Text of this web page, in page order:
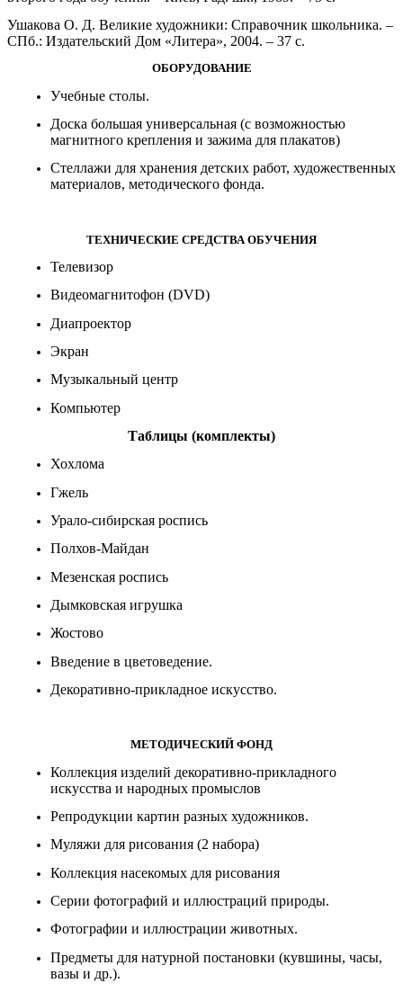
Ушакова О. Д. Великие художники: Справочник школьника. –
СПб.: Издательский Дом «Литера», 2004. – 37 с.
ОБОРУДОВАНИЕ
Учебные столы.
Доска большая универсальная (с возможностью
магнитного крепления и зажима для плакатов)
Стеллажи для хранения детских работ, художественных
материалов, методического фонда.
ТЕХНИЧЕСКИЕ СРЕДСТВА ОБУЧЕНИЯ
Телевизор
Видеомагнитофон (DVD)
Диапроектор
Экран
Музыкальный центр
Компьютер
Таблицы (комплекты)
Хохлома
Гжель
Урало-сибирская роспись
Полхов-Майдан
Мезенская роспись
Дымковская игрушка
Жостово
Введение в цветоведение.
Декоративно-прикладное искусство.
МЕТОДИЧЕСКИЙ ФОНД
Коллекция изделий декоративно-прикладного
искусства и народных промыслов
Репродукции картин разных художников.
Муляжи для рисования (2 набора)
Коллекция насекомых для рисования
Серии фотографий и иллюстраций природы.
Фотографии и иллюстрации животных.
Предметы для натурной постановки (кувшины, часы,
вазы и др.).